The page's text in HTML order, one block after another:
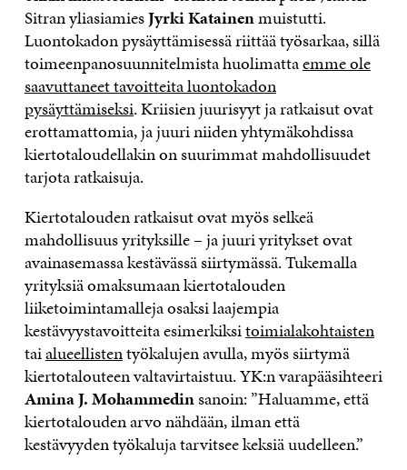
Sitran yliasiamiesJyrki Katainenmuistutti.
Luontokadon pysäyttämisessä riittää työsarkaa, sillä
toimeenpanosuunnitelmista huolimattaemme ole
saavuttaneet tavoitteita luontokadon
pysäyttämiseksi. Kriisien juurisyyt ja ratkaisut ovat
erottamattomia, ja juuri niiden yhtymäkohdissa
kiertotaloudellakin on suurimmat mahdollisuudet
tarjota ratkaisuja.
Kiertotalouden ratkaisut ovat myös selkeä
mahdollisuus yrityksille – ja juuri yritykset ovat
avainasemassa kestävässä siirtymässä. Tukemalla
yrityksiä omaksumaan kiertotalouden
liiketoimintamalleja osaksi laajempia
kestävyystavoitteita esimerkiksitoimialakohtaisten
taialueellistentyökalujen avulla, myös siirtymä
kiertotalouteen valtavirtaistuu. YK:n varapääsihteeri
Amina J. Mohammedinsanoin: ”Haluamme, että
kiertotalouden arvo nähdään, ilman että
kestävyyden työkaluja tarvitsee keksiä uudelleen.”